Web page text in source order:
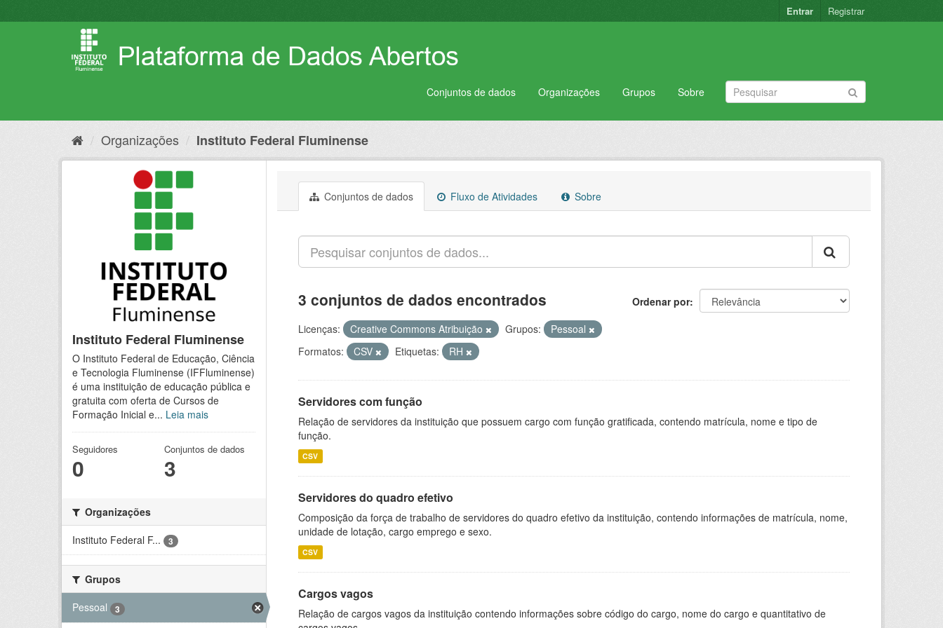
para
Entrar Registrar
Conjuntos de dados Organizações Grupos Sobre
Organizações Instituto Federal Fluminense
Instituto Federal Fluminense
O Instituto Federal de Educação, Ciência
e Tecnologia Fluminense (IFFluminense)
é uma instituição de educação pública e
gratuita com oferta de Cursos de
Formação Inicial e... Leia mais
Seguidores
0
Conjuntos de dados
3
Organizações
Instituto Federal F...
3
Grupos
Pessoal
3
Conjuntos de dados Fluxo de Atividades Sobre
Ordenar por
3 conjuntos de dados encontrados
Licenças: Creative Commons Atribuição Grupos:
Pessoal
Formatos:
CSV Etiquetas: RH
Servidores com função
Relação de servidores da instituição que possuem cargo com função gratificada, contendo matrícula, nome e tipo de
função.
CSV
Servidores do quadro efetivo
Composição da força de trabalho de servidores do quadro efetivo da instituição, contendo informações de matrícula, nome,
unidade de lotação, cargo emprego e sexo.
CSV
Cargos vagos
Relação de cargos vagos da instituição contendo informações sobre código do cargo, nome do cargo e quantitativo de